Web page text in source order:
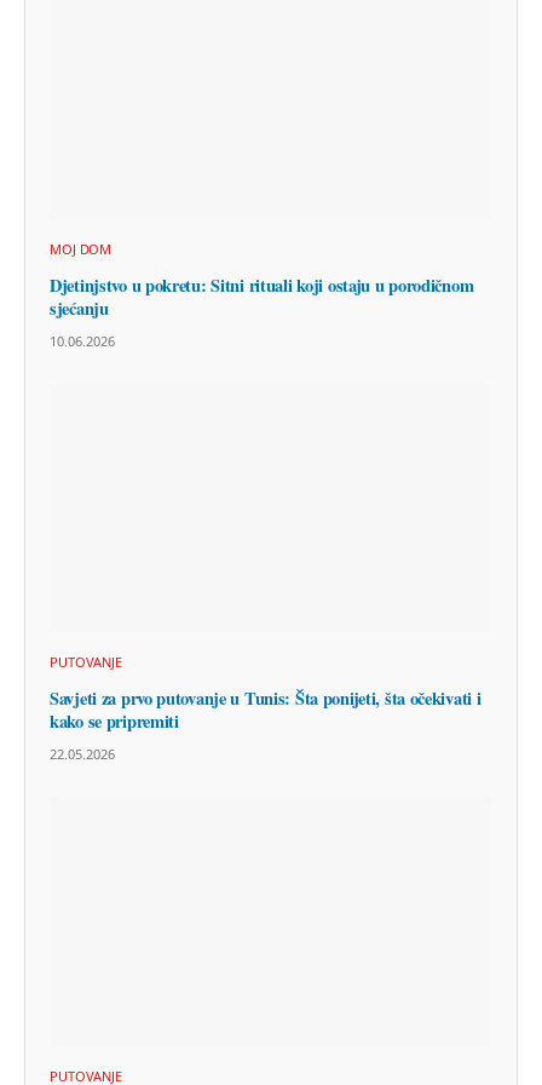
MOJ DOM
Djetinjstvo u pokretu: Sitni rituali koji ostaju u porodičnom
sjećanju
10.06.2026
PUTOVANJE
Savjeti za prvo putovanje u Tunis: Šta ponijeti, šta očekivati i
kako se pripremiti
22.05.2026
PUTOVANJE